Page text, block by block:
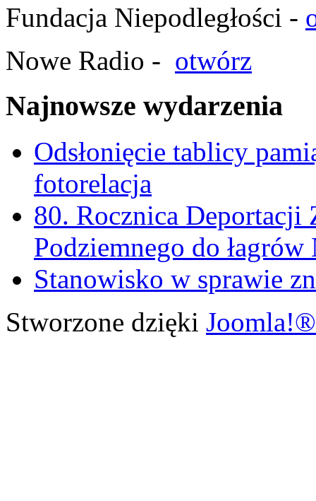
Fundacja Niepodległości -
Nowe Radio - otwórz
Najnowsze wydarzenia
Odsłonięcie tablicy
fotorelacja
80. Rocznica Deportacji
Podziemnego do
Stanowisko w sprawie
Stworzone dzięki Joomla!®